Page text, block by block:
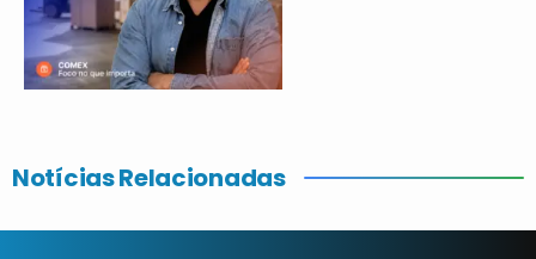
Notícias Relacionadas